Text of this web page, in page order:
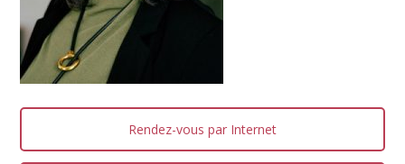
Rendez-vous par Internet